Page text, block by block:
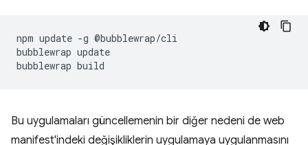
npm update -g @bubblewrap/cli
bubblewrap update
bubblewrap
Bu uygulamaları güncellemenin bir diğer nedeni de web
manifest'indeki değişikliklerin uygulamaya uygulanmasını